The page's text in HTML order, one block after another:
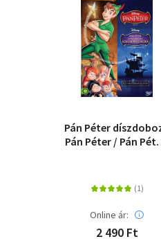
Pán Péter
Pán Péter / Pán
Online ár:
2 490 Ft